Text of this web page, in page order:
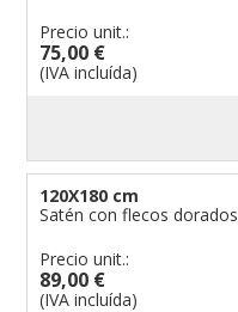
Precio unit.:
75,00 €
(IVA incluída)
120X180 cm
Satén con flecos dorados
Precio unit.:
89,00 €
(IVA incluída)